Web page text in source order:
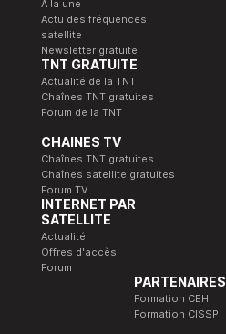
A la une
Actu des fréquences
satellite
Newsletter gratuite
TNT GRATUITE
Actualité de la TNT
Chaînes TNT gratuites
Forum de la TNT
CHAINES TV
Chaînes TNT gratuites
Chaînes satellite gratuites
Forum TV
INTERNET PAR
SATELLITE
Actualité
Offres d'accès
Forum
PARTENAIRES
Formation CEH
Formation CISSP